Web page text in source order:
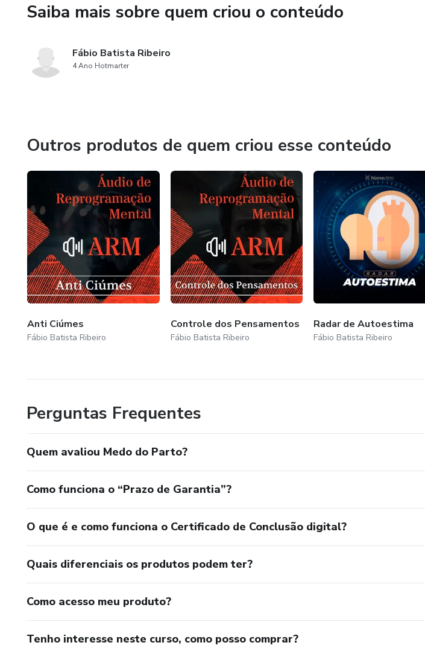
Saiba mais sobre quem criou o conteúdo
Fábio Batista Ribeiro
4 Ano Hotmarter
Outros produtos de quem criou esse conteúdo
Anti Ciúmes
Fábio Batista Ribeiro
Controle dos Pensamentos
Fábio Batista Ribeiro
Radar de Autoestima
Fábio Batista Ribeiro
Perguntas Frequentes
Quem avaliou Medo do Parto?
Como funciona o “Prazo de Garantia”?
O que é e como funciona o Certificado de Conclusão digital?
Quais diferenciais os produtos podem ter?
Como acesso meu produto?
Tenho interesse neste curso, como posso comprar?